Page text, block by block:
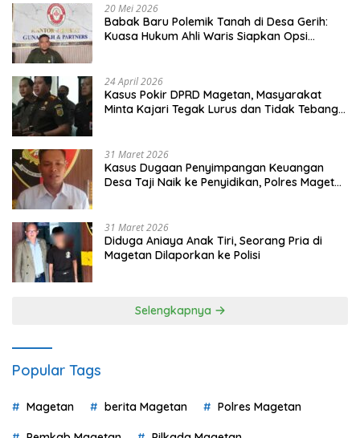
20 Mei 2026
Babak Baru Polemik Tanah di Desa Gerih:
Kuasa Hukum Ahli Waris Siapkan Opsi
24 April 2026
Kasus Pokir DPRD Magetan, Masyarakat
Minta Kajari Tegak Lurus dan Tidak Tebang
31 Maret 2026
Kasus Dugaan Penyimpangan Keuangan
Desa Taji Naik ke Penyidikan, Polres Magetan
31 Maret 2026
Diduga Aniaya Anak Tiri, Seorang Pria di
Magetan Dilaporkan ke Polisi
Selengkapnya
Popular Tags
Magetan berita Magetan Polres Magetan